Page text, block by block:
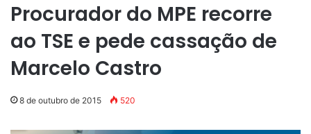
Procurador do MPE recorre
ao TSE e pede cassação de
Marcelo Castro
8 de outubro de 2015 520